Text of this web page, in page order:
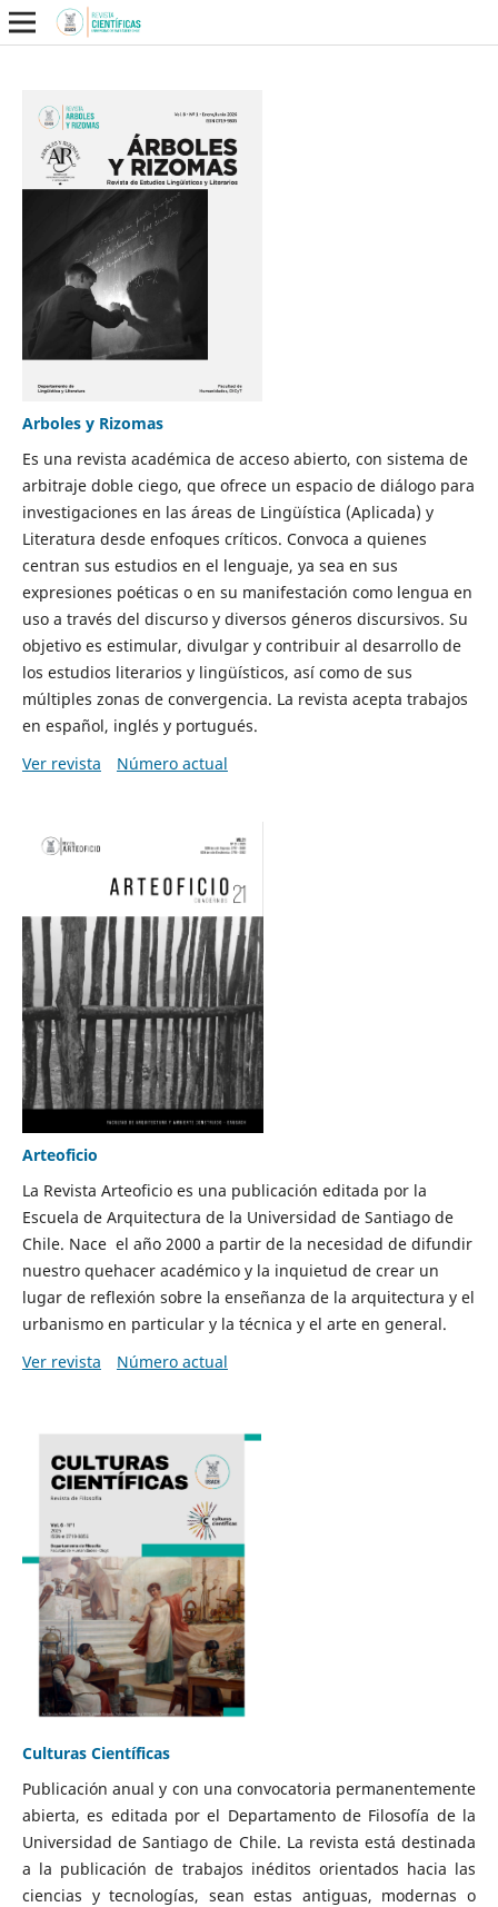
Arboles y Rizomas
Es una revista académica de acceso abierto, con sistema de
arbitraje doble ciego, que ofrece un espacio de diálogo para
investigaciones en las áreas de Lingüística (Aplicada) y
Literatura desde enfoques críticos. Convoca a quienes
centran sus estudios en el lenguaje, ya sea en sus
expresiones poéticas o en su manifestación como lengua en
uso a través del discurso y diversos géneros discursivos. Su
objetivo es estimular, divulgar y contribuir al desarrollo de
los estudios literarios y lingüísticos, así como de sus
múltiples zonas de convergencia. La revista acepta trabajos
en español, inglés y portugués.
Ver revista
Número actual
Arteoficio
La Revista Arteoficio es una publicación editada por la
Escuela de Arquitectura de la Universidad de Santiago de
Chile. Nace el año 2000 a partir de la necesidad de difundir
nuestro quehacer académico y la inquietud de crear un
lugar de reflexión sobre la enseñanza de la arquitectura y el
urbanismo en particular y la técnica y el arte en general.
Ver revista
Número actual
Culturas Científicas
Publicación anual y con una convocatoria permanentemente
abierta, es editada por el Departamento de Filosofía de la
Universidad de Santiago de Chile. La revista está destinada
a la publicación de trabajos inéditos orientados hacia las
ciencias y tecnologías, sean estas antiguas, modernas o